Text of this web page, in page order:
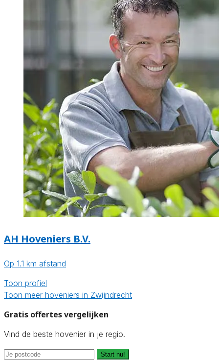
AH Hoveniers B.V.
Op 1.1 km afstand
Toon profiel
Toon meer hoveniers in Zwijndrecht
Gratis offertes vergelijken
Vind de beste hovenier in je regio.
Start nu!